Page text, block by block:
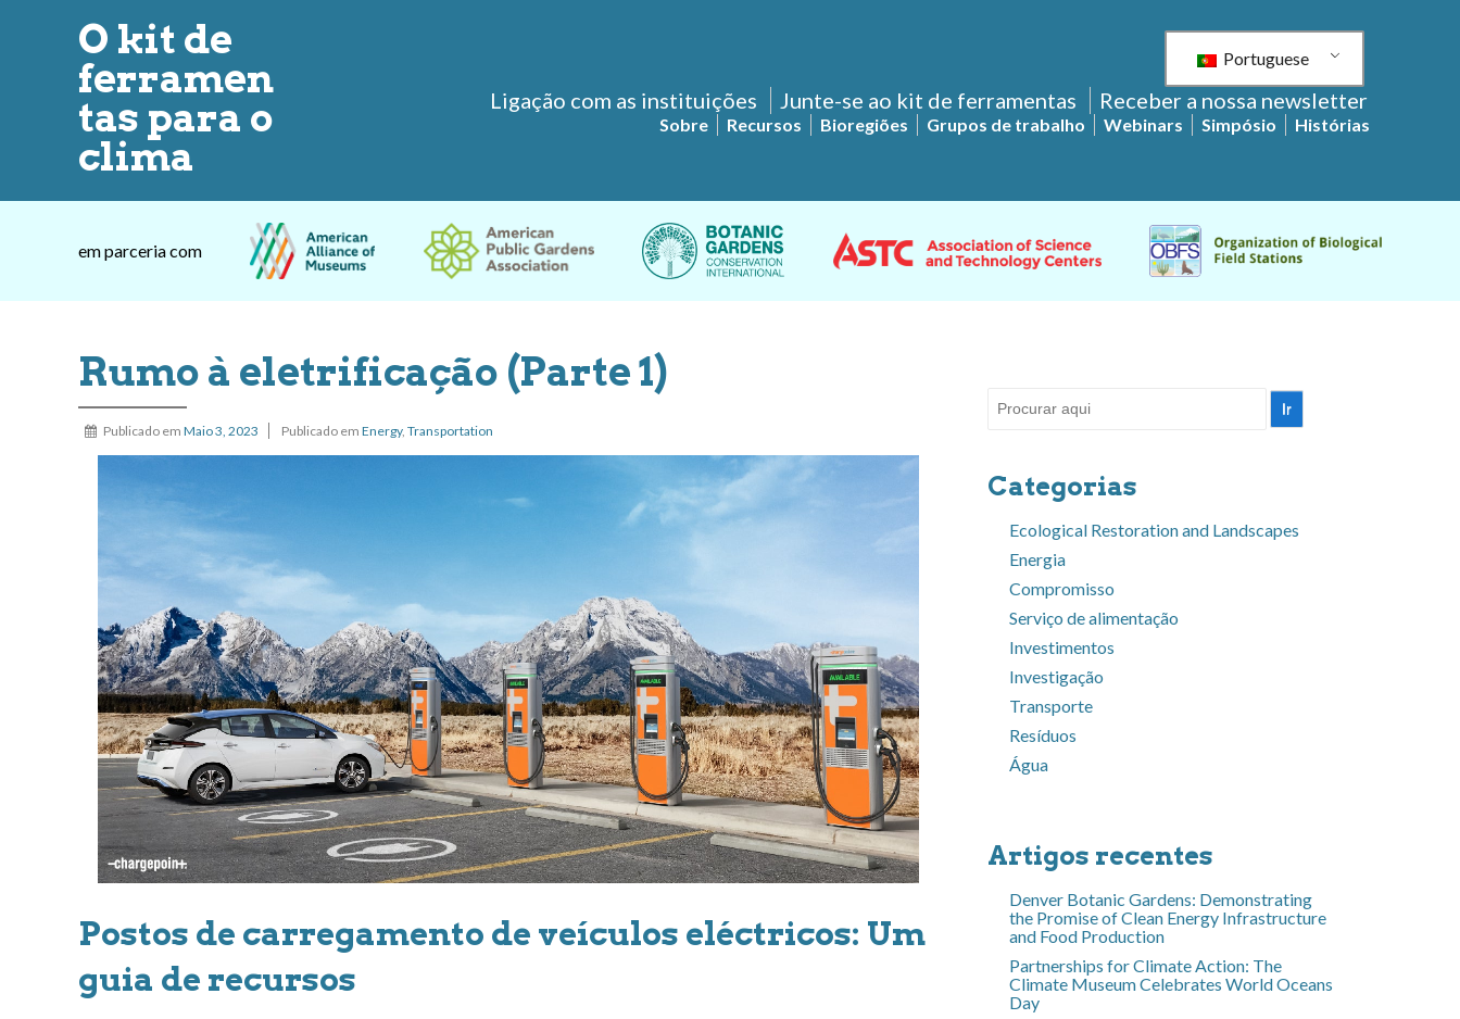
O kit de
ferramen
tas para o
clima
Portuguese
Ligação com as instituições Junte-se ao kit de ferramentas Receber a nossa newsletter
Sobre Recursos Bioregiões Grupos de trabalho Webinars Simpósio Histórias
em parceria com
Rumo à eletrificação (Parte 1)
Publicado em Maio 3, 2023 Publicado em Energy, Transportation
Postos de carregamento de veículos eléctricos: Um
guia de recursos
Pesquisar
Categorias
Ecological Restoration and Landscapes
Energia
Compromisso
Serviço de alimentação
Investimentos
Investigação
Transporte
Resíduos
Água
Artigos recentes
Denver Botanic Gardens: Demonstrating
the Promise of Clean Energy Infrastructure
and Food Production
Partnerships for Climate Action: The
Climate Museum Celebrates World Oceans
Day